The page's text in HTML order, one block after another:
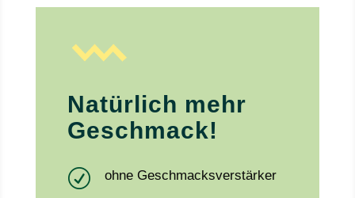
Natürlich mehr
Geschmack!
R ohne Geschmacksverstärker